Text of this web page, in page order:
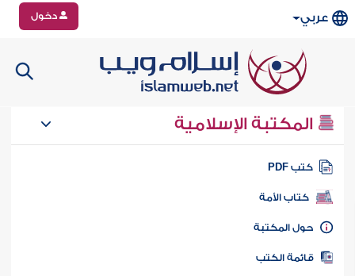
عربي دخول
المكتبة الإسلامية
كتب PDF
كتاب الأمة
المكتبة